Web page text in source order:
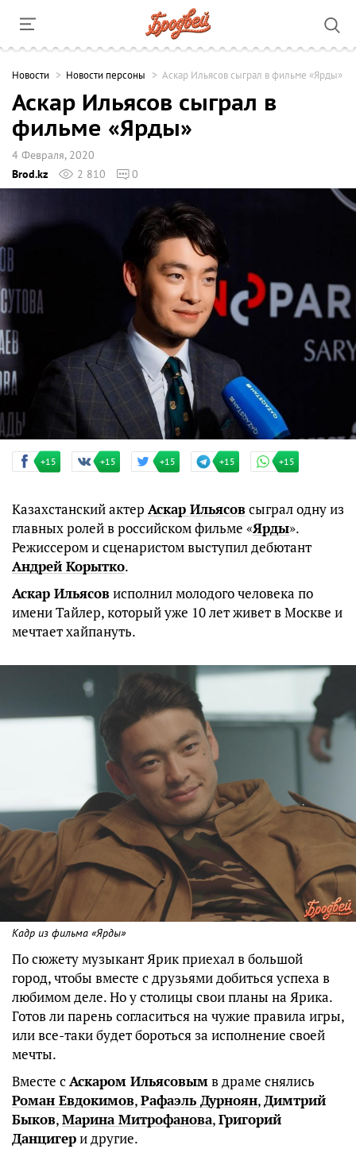
Новости Новости персоны Аскар Ильясов сыграл в фильме «Ярды»
Аскар Ильясов сыграл в
фильме «Ярды»
4 Февраля, 2020
Brod.kz
2 810 0
+15 +15 +15 +15 +15
Казахстанский актер Аскар Ильясовсыграл одну из
главных ролей в российском фильме «Ярды».
Режиссером и сценаристом выступил дебютант
Андрей Корытко.
Аскар Ильясовисполнил молодого человека по
имени Тайлер, который уже 10 лет живет в Москве и
мечтает хайпануть.
Кадр из фильма «Ярды»
По сюжету музыкант Ярик приехал в большой
город, чтобы вместе с друзьями добиться успеха в
любимом деле. Но у столицы свои планы на Ярика.
Готов ли парень согласиться на чужие правила игры,
или все-таки будет бороться за исполнение своей
мечты.
Вместе сАскаром Ильясовымв драме снялись
Роман Евдокимов,Рафаэль Дурноян,Димтрий
Быков,Марина Митрофанова,Григорий
Данцигери другие.